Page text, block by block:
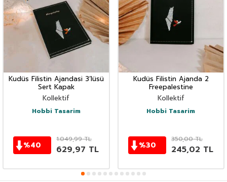
Kudüs Filistin Ajandasi 3’lüsü
Sert Kapak
Kollektif
Hobbi Tasarim
%40
1.049,99TL
629,97 TL
Kudüs Filistin Ajanda 2
Freepalestine
Kollektif
Hobbi Tasarim
%30
350,00TL
245,02 TL